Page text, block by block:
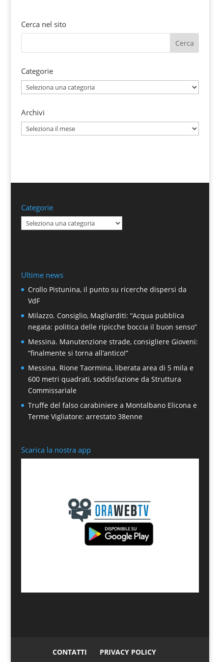
Cerca nel sito
Categorie
Categorie
Archivi
Archivi
Categorie
Categorie
Ultime news
Crollo Pistunina, il punto su ricerche dispersi da
VdF
Milazzo. Consiglio, Magliarditi: “Acqua pubblica
negata: politica delle ripicche boccia il buon senso”
Messina. Manutenzione strade, consigliere Gioveni:
“finalmente si torna all’antico!”
Messina. Rione Taormina, liberata area di 5 mila e
600 metri quadrati, soddisfazione da Struttura
Commissariale
Truffe del falso carabiniere a Montalbano Elicona e
Terme Vigliatore: arrestato 38enne
Scarica la nostra app
CONTATTI PRIVACY POLICY